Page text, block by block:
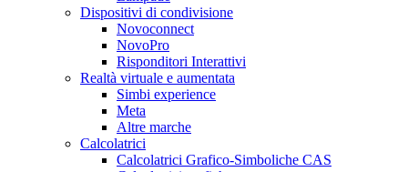
Dispositivi di condivisione
Novoconnect
NovoPro
Risponditori Interattivi
Realtà virtuale e aumentata
Simbi experience
Meta
Altre marche
Calcolatrici
Calcolatrici Grafico-Simboliche CAS